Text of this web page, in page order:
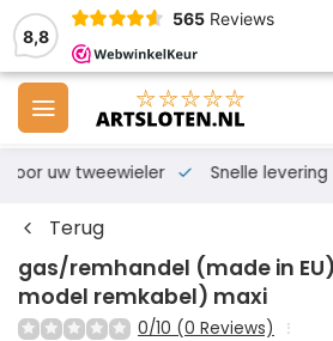
8,8
565 Reviews
voor uw tweewieler Snelle levering
Terug
gas/remhandel (made in
model remkabel) maxi
0/10 (0 Reviews)